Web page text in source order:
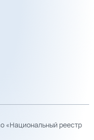
«Национальный реестр